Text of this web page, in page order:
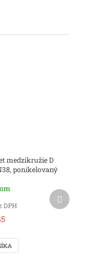
medzikružie D
ponikelovaný
DPH
Ďalší
produkt